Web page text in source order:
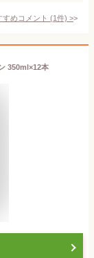
めコメント (1件) >
350ml×12本